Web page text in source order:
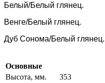
Белый/Белый глянец.
Венге/Белый глянец.
Дуб Сонома/Белый глянец.
Основные
Высота, мм.
353